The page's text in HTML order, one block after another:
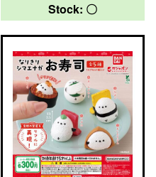
Stock: 〇